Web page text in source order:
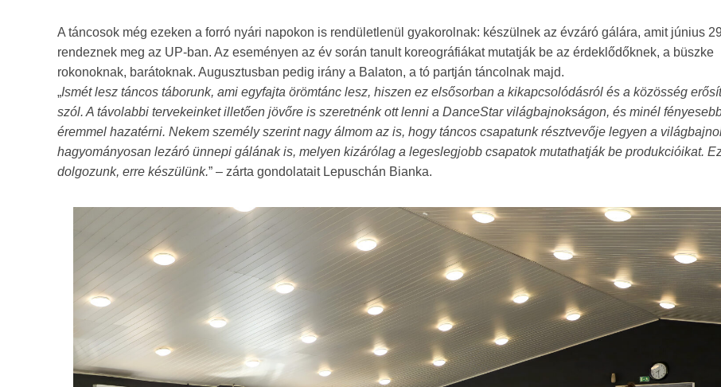
A táncosok még ezeken a forró nyári napokon is rendületlenül gyakorolnak: készülnek az évzáró gálára, amit június
rendeznek meg az UP-ban. Az eseményen az év során tanult koreográfiákat mutatják be az érdeklődőknek, a büszke
rokonoknak, barátoknak. Augusztusban pedig irány a Balaton, a tó partján táncolnak majd.
„Ismét lesz táncos táborunk, ami egyfajta örömtánc lesz, hiszen ez elsősorban a kikapcsolódásról és a közösség
szól. A távolabbi tervekeinket illetően jövőre is szeretnénk ott lenni a DanceStar világbajnokságon, és minél
éremmel hazatérni. Nekem személy szerint nagy álmom az is, hogy táncos csapatunk résztvevője legyen a
hagyományosan lezáró ünnepi gálának is, melyen kizárólag a legeslegjobb csapatok mutathatják be produkcióikat.
dolgozunk, erre készülünk.” – zárta gondolatait Lepuschán Bianka.